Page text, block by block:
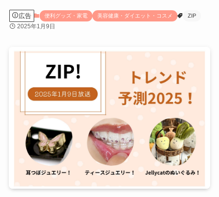
広告 便利グッズ・家電 美容健康・ダイエット・コスメ ZIP
2025年1月9日